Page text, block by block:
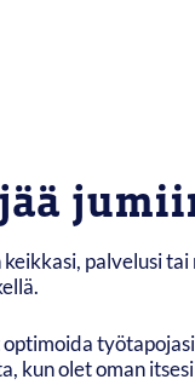
palvelusi
kun olet oman